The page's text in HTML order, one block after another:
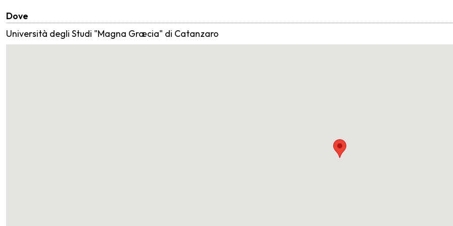
Dove
Università degli Studi "Magna Græcia" di Catanzaro